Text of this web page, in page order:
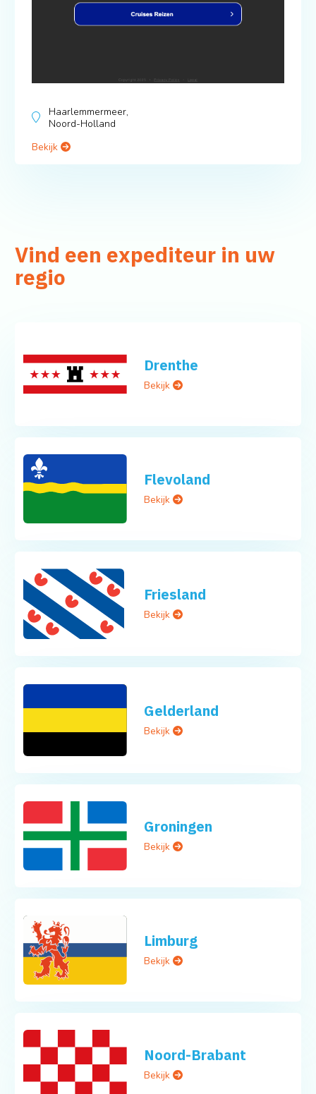
Haarlemmermeer,
Noord-Holland
Bekijk
Vind een expediteur in uw
regio
Drenthe
Bekijk
Flevoland
Bekijk
Friesland
Bekijk
Gelderland
Bekijk
Groningen
Bekijk
Limburg
Bekijk
Noord-Brabant
Bekijk